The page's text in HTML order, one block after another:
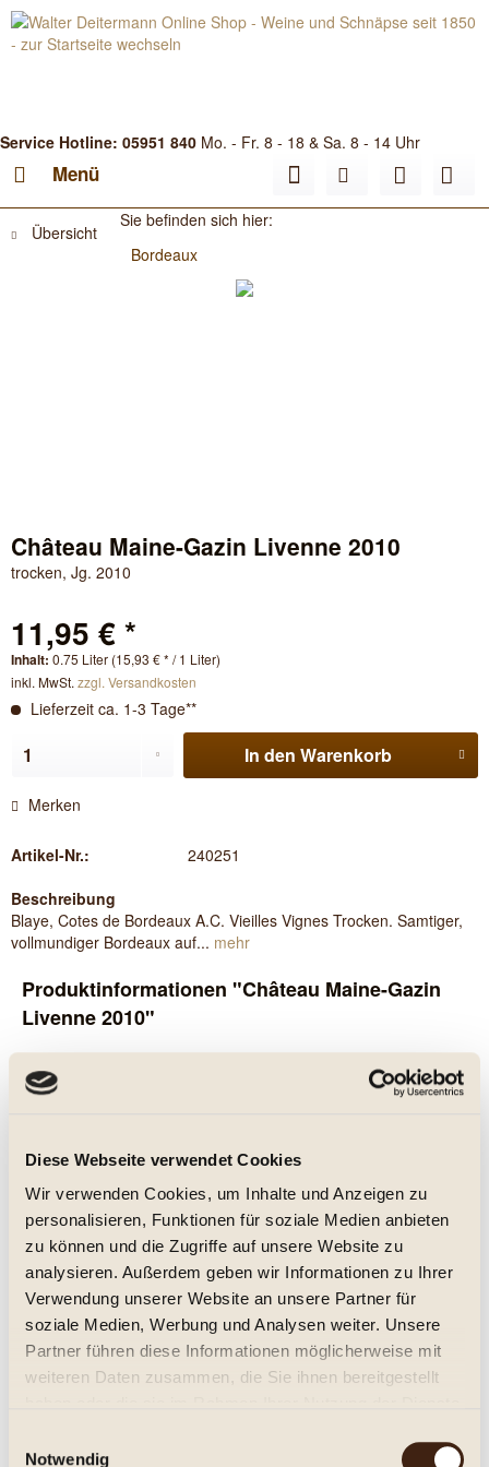
Diese Webseite verwendet Cookies
Wir verwenden Cookies, um Inhalte und Anzeigen zu
personalisieren, Funktionen für soziale Medien anbieten
zu können und die Zugriffe auf unsere Website zu
analysieren. Außerdem geben wir Informationen zu Ihrer
Verwendung unserer Website an unsere Partner für
soziale Medien, Werbung und Analysen weiter. Unsere
Partner führen diese Informationen möglicherweise mit
weiteren Daten zusammen, die Sie ihnen bereitgestellt
Notwendig
Service Hotline: 05951 840 Mo. - Fr. 8 - 18 & Sa. 8 - 14 Uhr
Menü
Übersicht
Sie befinden sich hier:
Bordeaux
Château Maine-Gazin Livenne 2010
trocken, Jg. 2010
11,95 € *
Inhalt: 0.75 Liter (15,93 € * / 1 Liter)
inkl. MwSt. zzgl. Versandkosten
Lieferzeit ca. 1-3 Tage**
In den Warenkorb
Merken
Artikel-Nr.:
240251
Beschreibung
Blaye, Cotes de Bordeaux A.C. Vieilles Vignes Trocken. Samtiger,
vollmundiger Bordeaux auf... mehr
Produktinformationen "Château Maine-Gazin
Livenne 2010"
Blaye, Cotes de Bordeaux A.C. Vieilles Vignes
Über das Weingut: Chateau Maine-Gazin ist mit 95% Merlot und
5% Cabernet Sauvignon bepflanzt. Die Reben (7,5 ha) sind auf
den besten Hügeln aus kalkhaltigen Ton von Blaye gepflanzt.
Das durchschnittliche Alter der Rebstöcke von 40 Jahren
produziert Weine von außergewöhnlicher Konzentration.
Im Glas ein tiefes Rot und eine klare Farbe, mit dem Duft von
weichen Früchten, Marmelade und Toast. Die Nase ist dunkel
Tanninen und beträchtliche Länge.